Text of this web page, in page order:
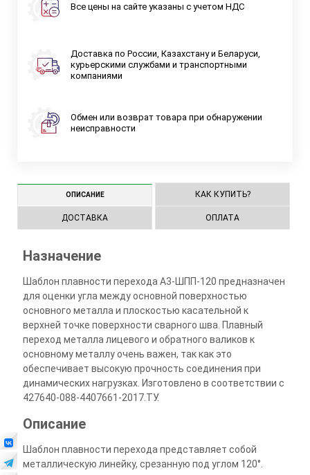
Все цены на сайте указаны с учетом НДС
Доставка по России, Казахстану и Беларуси,
курьерскими службами и транспортными
компаниями
Обмен или возврат товара при обнаружении
неисправности
ОПИСАНИЕ КАК КУПИТЬ?
ДОСТАВКА ОПЛАТА
Назначение
Шаблон плавности перехода А3-ШПП-120 предназначен
для оценки угла между основной поверхностью
основного металла и плоскостью касательной к
верхней точке поверхности сварного шва. Плавный
переход металла лицевого и обратного валиков к
основному металлу очень важен, так как это
обеспечивает высокую прочность соединения при
динамических нагрузках. Изготовлено в соответствии с
427640-088-4407661-2017.ТУ.
Описание
Шаблон плавности перехода представляет собой
металлическую линейку, срезанную под углом 120°.